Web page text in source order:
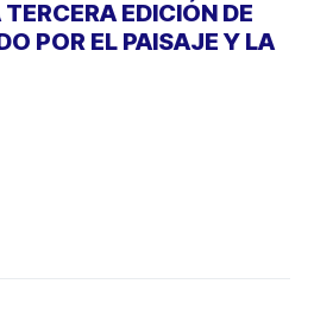
EDICIÓN DE
POR EL PAISAJE Y LA